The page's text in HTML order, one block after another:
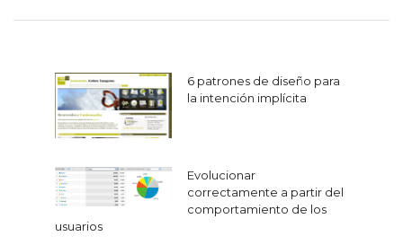
Navegación
de
entradas
6 patrones de diseño para
la intención implícita
Evolucionar
correctamente a partir del
comportamiento de los
usuarios